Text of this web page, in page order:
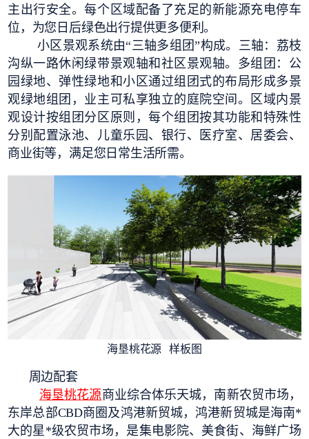
主出行安全。每个区域配备了充足的新能源充电停车
位，为您日后绿色出行提供更多便利。
小区景观系统由“三轴多组团”构成。三轴：荔枝
沟纵一路休闲绿带景观轴和社区景观轴。多组团：公
园绿地、弹性绿地和小区通过组团式的布局形成多景
观绿地组团，业主可私享独立的庭院空间。区域内景
观设计按组团分区原则，每个组团按其功能和特殊性
分别配置泳池、儿童乐园、银行、医疗室、居委会、
商业街等，满足您日常生活所需。
海垦桃花源 样板图
周边配套
海垦桃花源商业综合体乐天城，南新农贸市场，
东岸总部CBD商圈及鸿港新贸城，鸿港新贸城是海南*
大的星*级农贸市场，是集电影院、美食街、海鲜广场